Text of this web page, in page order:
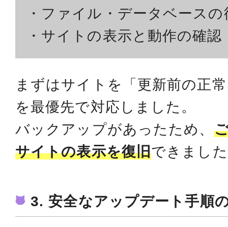
・ファイル・データベースの
・サイトの表示と動作の確認
まずはサイトを「更新前の正
を最優先で対応しました。
バックアップがあったため、
サイトの表示を復旧できまし
3. 安全なアップデート手順